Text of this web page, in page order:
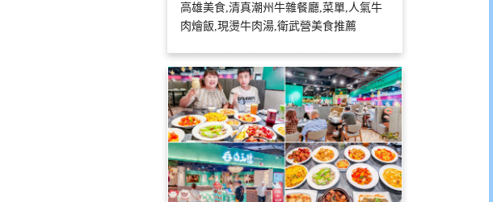
高雄美食,清真潮州牛雜餐廳,菜單,人氣牛
肉燴飯,現燙牛肉湯,衛武營美食推薦